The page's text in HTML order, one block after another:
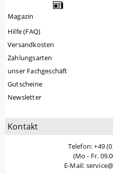
Magazin
Hilfe (FAQ)
Versandkosten
Zahlungsarten
unser Fachgeschäft
Gutscheine
Newsletter
Kontakt
Telefon: +49
(Mo - Fr.
E-Mail: